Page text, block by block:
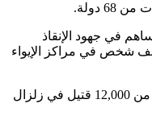
دولة.
72 مروحية تساهم في جهود الإنقاذ
موضحا أن هناك أكثر من 500 ألف شخص في مراكز الإيواء
وقال نائب الرئيس التركي إن هناك أكثر من 12,000 قتيل في زلزال